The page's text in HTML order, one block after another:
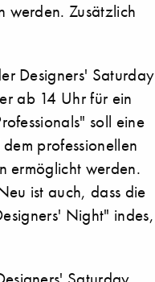
werden. Zusätzlich
Designers' Saturday
ab 14 Uhr für ein
soll eine
professionellen
ermöglicht werden.
ist auch, dass die
Night" indes,